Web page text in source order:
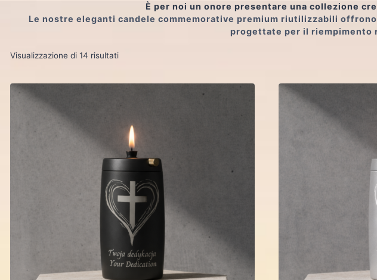
È per noi un onore presentare una collezione
Le nostre eleganti candele commemorative premium riutilizzabili
progettate per il riempimento
Visualizzazione di 14 risultatiPrezzo:
caro